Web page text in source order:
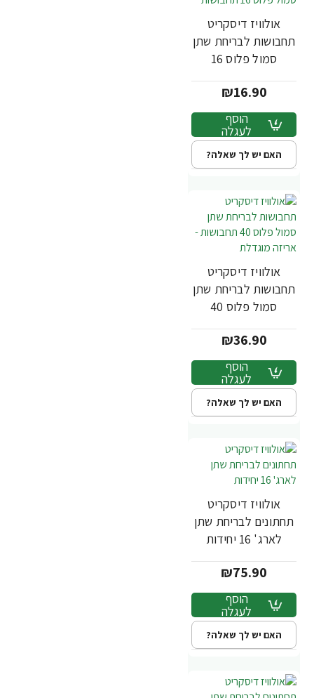
אולוויז דיסקריט
תחבושות לבריחת שתן
סמול פלוס 16
₪16.90
הוסף
לעגלה
האם יש לך שאלה?
אולוויז דיסקריט
תחבושות לבריחת שתן
סמול פלוס 40
מוגדלת
₪36.90
הוסף
לעגלה
האם יש לך שאלה?
אולוויז דיסקריט
תחתונים לבריחת שתן
לארג' 16 יחידות
₪75.90
הוסף
לעגלה
האם יש לך שאלה?